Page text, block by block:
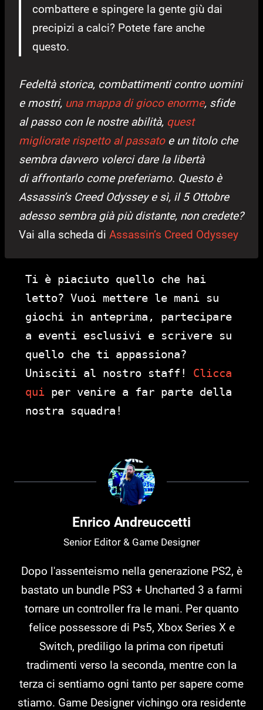
combattere e spingere la gente giù dai
precipizi a calci? Potete fare anche
questo.
Fedeltà storica, combattimenti contro uomini
e mostri, una mappa di gioco enorme, sfide
al passo con le nostre abilità, quest
migliorate rispetto al passatoe un titolo che
sembra davvero volerci dare la libertà
di affrontarlo come preferiamo. Questo è
Assassin’s Creed Odyssey e sì, il 5 Ottobre
adesso sembra già più distante, non credete?
Vai alla scheda di Assassin’s Creed Odyssey
Ti è piaciuto quello che hai
letto? Vuoi mettere le mani su
giochi in anteprima, partecipare
a eventi esclusivi e scrivere su
quello che ti appassiona?
Unisciti al nostro staff! Clicca
qui per venire a far parte della
nostra squadra!
Enrico Andreuccetti
Senior Editor & Game Designer
Dopo l'assenteismo nella generazione PS2, è
bastato un bundle PS3 + Uncharted 3 a farmi
tornare un controller fra le mani. Per quanto
felice possessore di Ps5, Xbox Series X e
Switch, prediligo la prima con ripetuti
tradimenti verso la seconda, mentre con la
terza ci sentiamo ogni tanto per sapere come
stiamo. Game Designer vichingo ora residente